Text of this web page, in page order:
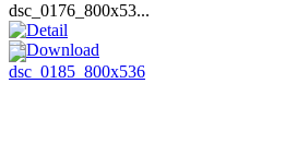
dsc_0176_800x53...